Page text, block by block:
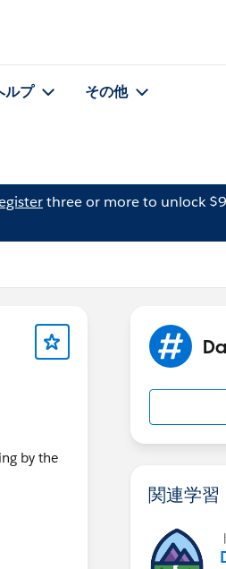
ルプ その他
three or more to unlock
by the
関連学習